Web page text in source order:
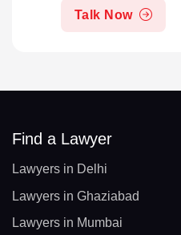
Talk Now
Find a Lawyer
Lawyers in Delhi
Lawyers in Ghaziabad
Lawyers in Mumbai